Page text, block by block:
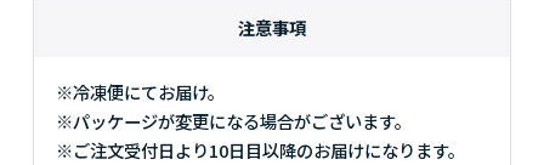
注意事項
※冷凍便にてお届け。
※パッケージが変更になる場合がございます。
※ご注文受付日より10日目以降のお届けになります。